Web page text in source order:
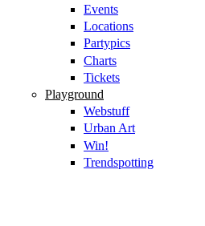
Events
Locations
Partypics
Charts
Tickets
Playground
Webstuff
Urban Art
Win!
Trendspotting